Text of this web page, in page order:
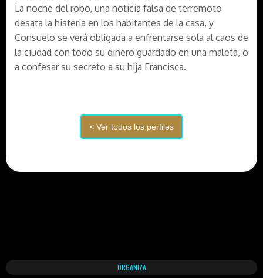
La noche del robo, una noticia falsa de terremoto
desata la histeria en los habitantes de la casa, y
Consuelo se verá obligada a enfrentarse sola al caos de
la ciudad con todo su dinero guardado en una maleta, o
a confesar su secreto a su hija Francisca.
ORGANIZA